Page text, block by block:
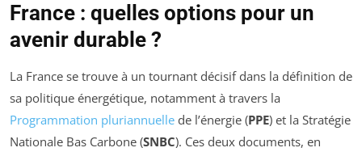
France : quelles options pour un
avenir durable ?
La France se trouve à un tournant décisif dans la définition de
sa politique énergétique, notamment à travers la
Programmation pluriannuelle de l’énergie (PPE) et la Stratégie
Nationale Bas Carbone (SNBC). Ces deux documents, en